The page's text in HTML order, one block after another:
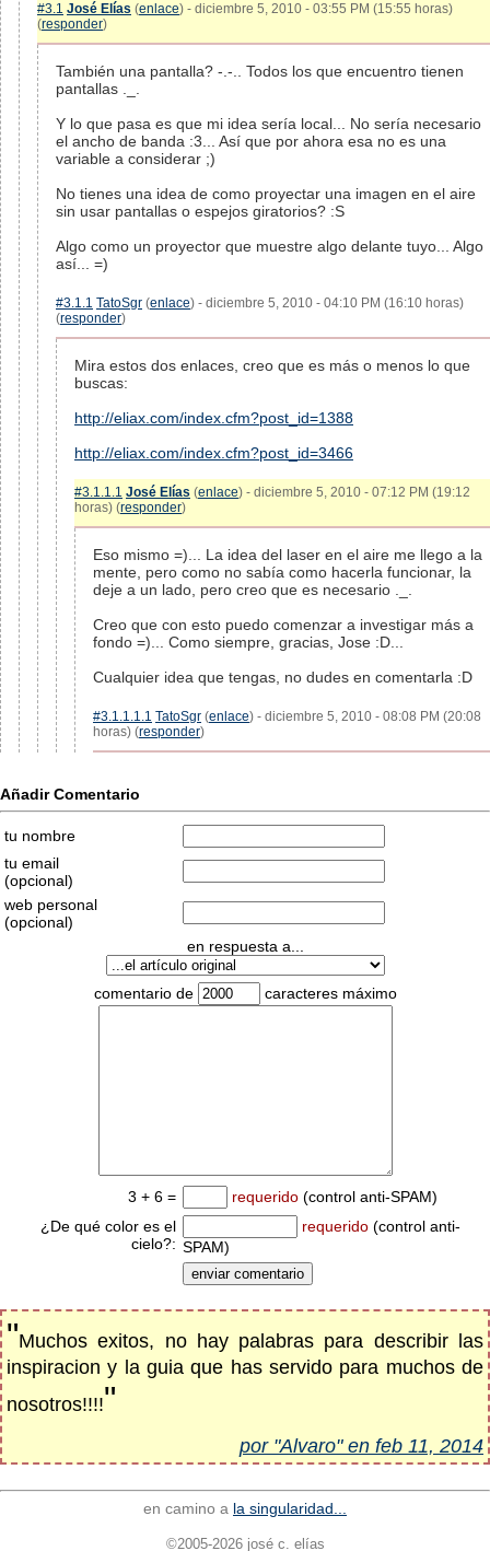
#3.1 José Elías (enlace) - diciembre 5, 2010 - 03:55 PM (15:55 horas)
(responder)
También una pantalla? -.-.. Todos los que encuentro tienen
pantallas ._.
Y lo que pasa es que mi idea sería local... No sería necesario
el ancho de banda :3... Así que por ahora esa no es una
variable a considerar ;)
No tienes una idea de como proyectar una imagen en el aire
sin usar pantallas o espejos giratorios? :S
Algo como un proyector que muestre algo delante tuyo... Algo
así... =)
#3.1.1 TatoSgr (enlace) - diciembre 5, 2010 - 04:10 PM (16:10 horas)
(responder)
Mira estos dos enlaces, creo que es más o menos lo que
buscas:
http://eliax.com/index.cfm?post_id=1388
http://eliax.com/index.cfm?post_id=3466
#3.1.1.1 José Elías (enlace) - diciembre 5, 2010 - 07:12 PM (19:12
horas) (responder)
Eso mismo =)... La idea del laser en el aire me llego a la
mente, pero como no sabía como hacerla funcionar, la
deje a un lado, pero creo que es necesario ._.
Creo que con esto puedo comenzar a investigar más a
fondo =)... Como siempre, gracias, Jose :D...
Cualquier idea que tengas, no dudes en comentarla :D
#3.1.1.1.1 TatoSgr (enlace) - diciembre 5, 2010 - 08:08 PM (20:08
horas) (responder)
Añadir Comentario
tu nombre
tu email
(opcional)
web personal
(opcional)
en respuesta a...
comentario de caracteres máximo
3 + 6 = requerido (control anti-SPAM)
¿De qué color es el
cielo?:
requerido (control anti-
SPAM)
"Muchos exitos, no hay palabras para describir las
inspiracion y la guia que has servido para muchos de
nosotros!!!!"
por "Alvaro" en feb 11, 2014
en camino a la singularidad...
©2005-2026 josé c. elías